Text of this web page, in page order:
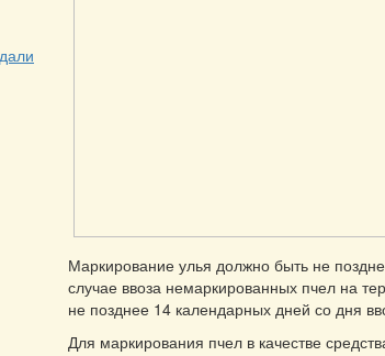
Маркирование улья должно быть не
случае ввоза немаркированных пчел на
не позднее 14 календарных дней со дня
Для маркирования пчел в качестве